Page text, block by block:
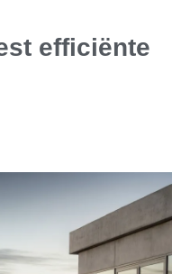
efficiënte